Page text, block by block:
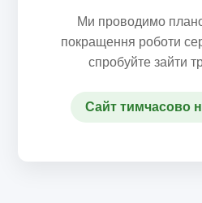
Ми проводимо
покращення роботи
спробуйте зайти
Сайт тимчасово